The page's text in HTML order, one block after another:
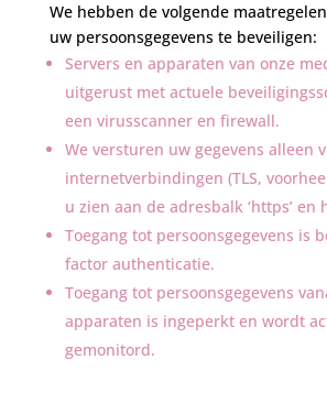
We hebben de volgende
uw persoonsgegevens te beveiligen:
Servers en apparaten van onze
uitgerust met actuele
een virusscanner en firewall.
We versturen uw gegevens alleen
internetverbindingen (TLS,
u zien aan de adresbalk ‘https’ en
Toegang tot persoonsgegevens is
factor authenticatie.
Toegang tot persoonsgegevens
apparaten is ingeperkt en wordt
gemonitord.